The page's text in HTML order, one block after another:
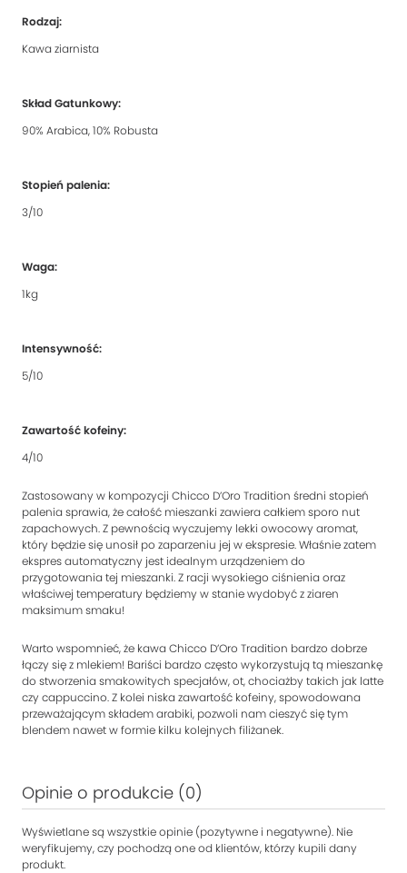
Rodzaj:
Kawa ziarnista
Skład Gatunkowy:
90% Arabica, 10% Robusta
Stopień palenia:
3/10
Waga:
1kg
Intensywność:
5/10
Zawartość kofeiny:
4/10
Zastosowany w kompozycji Chicco D’Oro Tradition średni stopień
palenia sprawia, że całość mieszanki zawiera całkiem sporo nut
zapachowych. Z pewnością wyczujemy lekki owocowy aromat,
który będzie się unosił po zaparzeniu jej w ekspresie. Właśnie zatem
ekspres automatyczny jest idealnym urządzeniem do
przygotowania tej mieszanki. Z racji wysokiego ciśnienia oraz
właściwej temperatury będziemy w stanie wydobyć z ziaren
maksimum smaku!
Warto wspomnieć, że kawa Chicco D’Oro Tradition bardzo dobrze
łączy się z mlekiem! Bariści bardzo często wykorzystują tą mieszankę
do stworzenia smakowitych specjałów, ot, chociażby takich jak latte
czy cappuccino. Z kolei niska zawartość kofeiny, spowodowana
przeważającym składem arabiki, pozwoli nam cieszyć się tym
blendem nawet w formie kilku kolejnych filiżanek.
Opinie o produkcie (0)
Wyświetlane są wszystkie opinie (pozytywne i negatywne). Nie
weryfikujemy, czy pochodzą one od klientów, którzy kupili dany
produkt.